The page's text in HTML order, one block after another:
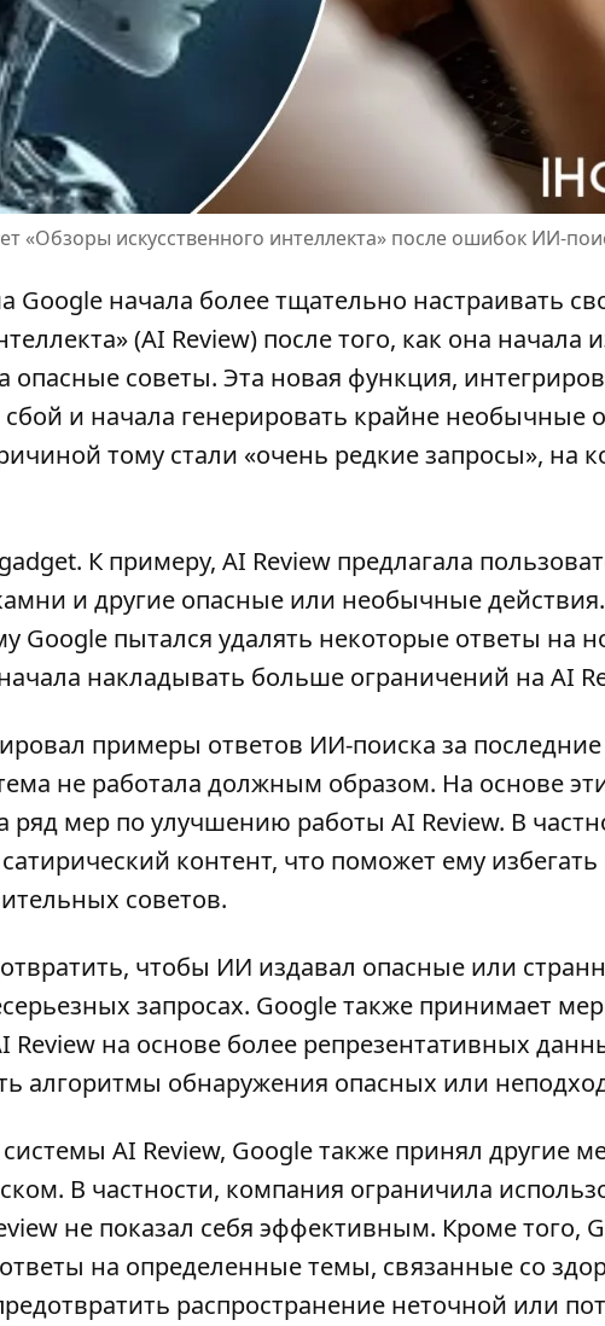
«Обзоры искусственного интеллекта» после ошибок ИИ-
Google начала более тщательно настраивать
(AI Review) после того, как она начала
опасные советы. Эта новая функция,
и начала генерировать крайне необычные
тому стали «очень редкие запросы», на
К примеру, AI Review предлагала
и другие опасные или необычные действия
Google пытался удалять некоторые ответы на
накладывать больше ограничений на AI
примеры ответов ИИ-поиска за
не работала должным образом. На основе
ряд мер по улучшению работы AI Review. В
контент, что поможет ему
советов.
чтобы ИИ издавал опасные или
запросах. Google также принимает
Review на основе более репрезентативных
алгоритмы обнаружения опасных или
AI Review, Google также принял другие
В частности, компания ограничила
не показал себя эффективным. Кроме того,
на определенные темы, связанные со
распространение неточной или